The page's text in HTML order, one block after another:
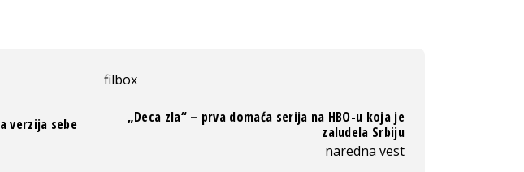
filbox
verzija sebe
„Deca zla“ – prva domaća serija na HBO-u koja je
zaludela Srbiju
naredna vest